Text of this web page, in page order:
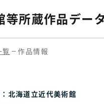
等所蔵作品デー
作品情報
北海道立近代美術館